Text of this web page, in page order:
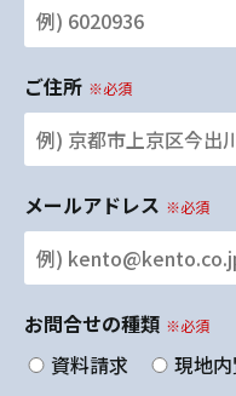
ご住所 ※必須
メールアドレス ※必須
お問合せの種類 ※必須
資料請求 現地